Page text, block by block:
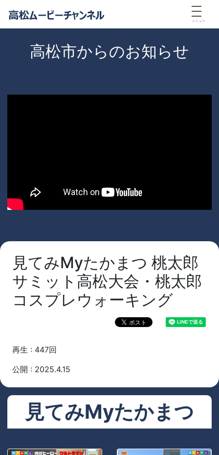
メニュー
高松市からのお知らせ
見てみMyたかまつ 桃太郎
サミット高松大会・桃太郎
コスプレウォーキング
再生 : 447回
公開 : 2025.4.15
見てみMyたかまつ